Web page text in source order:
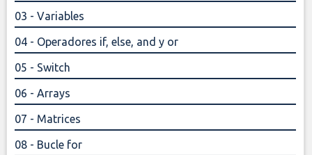
03 - Variables
04 - Operadores if, else, and y or
05 - Switch
06 - Arrays
07 - Matrices
08 - Bucle for